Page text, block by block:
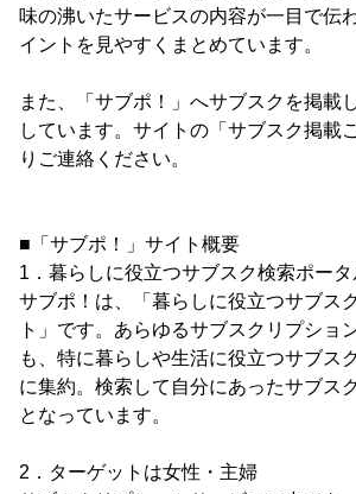
味の沸いたサービスの内容が一目で伝
イントを見やすくまとめています。
また、「サブポ！」へサブスクを掲載
しています。サイトの「サブスク掲載
りご連絡ください。
■「サブポ！」サイト概要
1．暮らしに役立つサブスク検索ポータ
サブポ！は、「暮らしに役立つサブス
ト」です。あらゆるサブスクリプショ
も、特に暮らしや生活に役立つサブス
に集約。検索して自分にあったサブス
となっています。
2．ターゲットは女性・主婦